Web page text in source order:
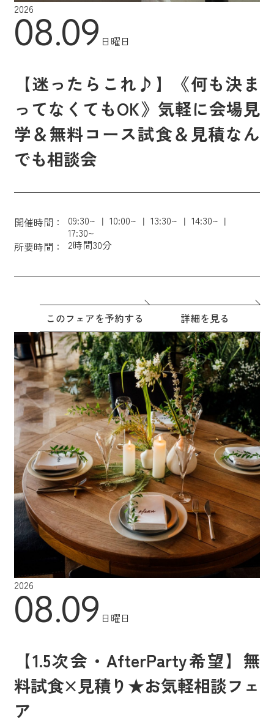
2026
08.09 日曜日
【迷ったらこれ♪】《何も決ま
ってなくてもOK》気軽に会場見
学＆無料コース試食＆見積なん
でも相談会
開催時間： 09:30~ 10:00~ 13:30~
14:30~
17:30~
所要時間：
2時間30分
このフェアを予約する 詳細を見る
2026
08.09 日曜日
【1.5次会・AfterParty希望】無
料試食×見積り★お気軽相談フェ
ア